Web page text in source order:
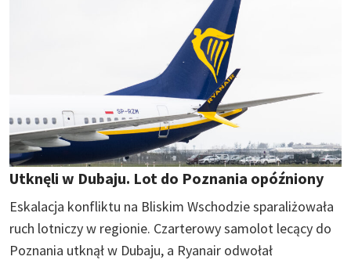
Utknęli w Dubaju. Lot do Poznania opóźniony
Eskalacja konfliktu na Bliskim Wschodzie sparaliżowała
ruch lotniczy w regionie. Czarterowy samolot lecący do
Poznania utknął w Dubaju, a Ryanair odwołał